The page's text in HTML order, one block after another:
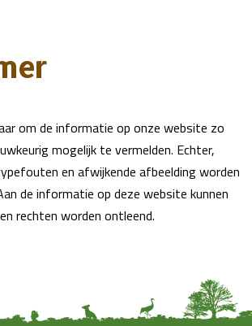
om de informatie op onze website zo
mogelijk te vermelden. Echter,
en afwijkende afbeelding worden
de informatie op deze website kunnen
rechten worden ontleend.